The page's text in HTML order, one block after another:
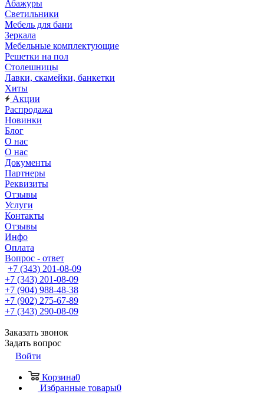
Абажуры
Светильники
Мебель для бани
Зеркала
Мебельные комплектующие
Решетки на пол
Столешницы
Лавки, скамейки, банкетки
Хиты
Акции
Распродажа
Новинки
Блог
О нас
О нас
Документы
Партнеры
Реквизиты
Отзывы
Услуги
Контакты
Отзывы
Инфо
Оплата
Вопрос - ответ
+7 (343) 201-08-09
+7 (343) 201-08-09
+7 (904) 988-48-38
+7 (902) 275-67-89
+7 (343) 290-08-09
Заказать звонок
Задать вопрос
Войти
Корзина0
Избранные товары0